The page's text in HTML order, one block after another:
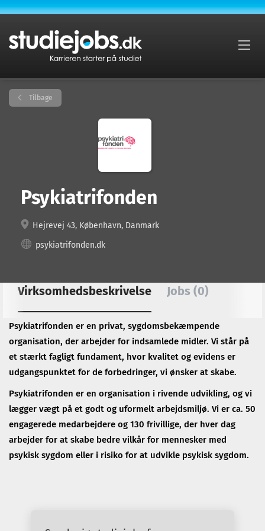
Tilbage
Psykiatrifonden
Hejrevej 43, København, Danmark
psykiatrifonden.dk
Virksomhedsbeskrivelse Jobs (0)
Psykiatrifonden er en privat, sygdomsbekæmpende
organisation, der arbejder for indsamlede midler. Vi står på
et stærkt fagligt fundament, hvor kvalitet og evidens er
udgangspunktet for de forbedringer, vi ønsker at skabe.
Psykiatrifonden er en organisation i rivende udvikling, og vi
lægger vægt på et godt og uformelt arbejdsmiljø. Vi er ca. 50
engagerede medarbejdere og 130 frivillige, der hver dag
arbejder for at skabe bedre vilkår for mennesker med
psykisk sygdom eller i risiko for at udvikle psykisk sygdom.